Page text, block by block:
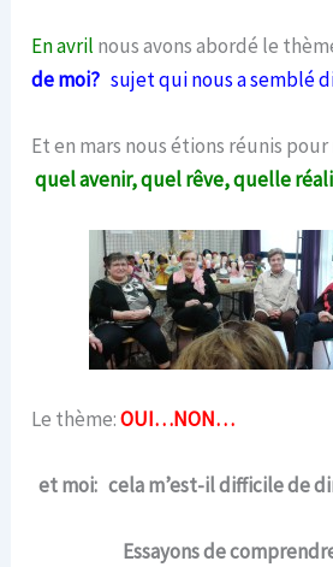
En avril nous avons abordé le
de moi? sujet qui nous a semblé
Et en mars nous étions réunis
quel avenir, quel rêve, quelle
Le thème:OUI…NON…
et moi: cela m’est-il difficile de
Essayons de